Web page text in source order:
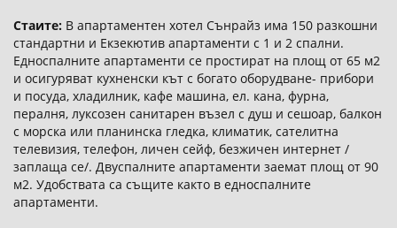
Стаите: В апартаментен хотел Сънрайз има 150 разкошни
стандартни и Екзекютив апартаменти с 1 и 2 спални.
Едноспалните апартаменти се простират на площ от 65 м2
и осигуряват кухненски кът с богато оборудване- прибори
и посуда, хладилник, кафе машина, ел. кана, фурна,
пералня, луксозен санитарен възел с душ и сешоар, балкон
с морска или планинска гледка, климатик, сателитна
телевизия, телефон, личен сейф, безжичен интернет /
заплаща се/. Двуспалните апартаменти заемат площ от 90
м2. Удобствата са същите както в едноспалните
апартаменти.